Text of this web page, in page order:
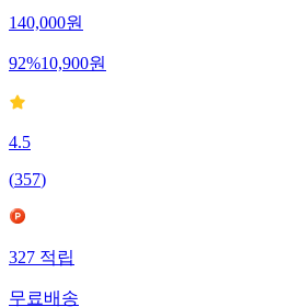
140,000원
92%10,900원
4.5
(357)
327적립